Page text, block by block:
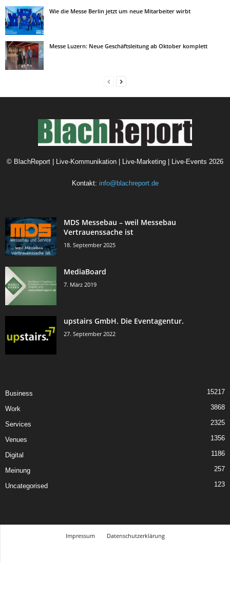
Wie die Messe Berlin jetzt um neue Mitarbeiter wirbt
Messe Luzern: Neue Geschäftsleitung ab Oktober komplett
© BlachReport | Live-Kommunikation | Live-Marketing | Live-Events 2026
Kontakt: info@blachreport.de
MDS Messebau – weil Messebau
Vertrauenssache ist
18. September 2025
MediaBoard
7. März 2019
upstairs GmbH. Die Eventagentur.
27. September 2022
Business 15217
Work 3868
Services 2325
Venues 1356
Digital 1186
Meinung 257
Uncategorised 123
Impressum
Datenschutzerklärung